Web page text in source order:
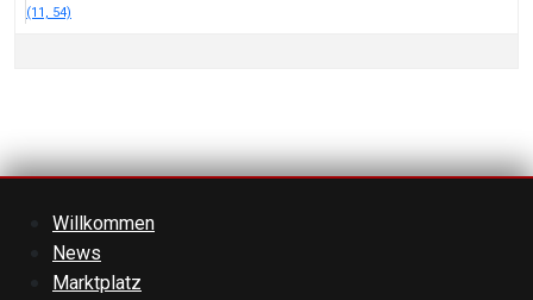
(11, 54)
Willkommen
News
Marktplatz